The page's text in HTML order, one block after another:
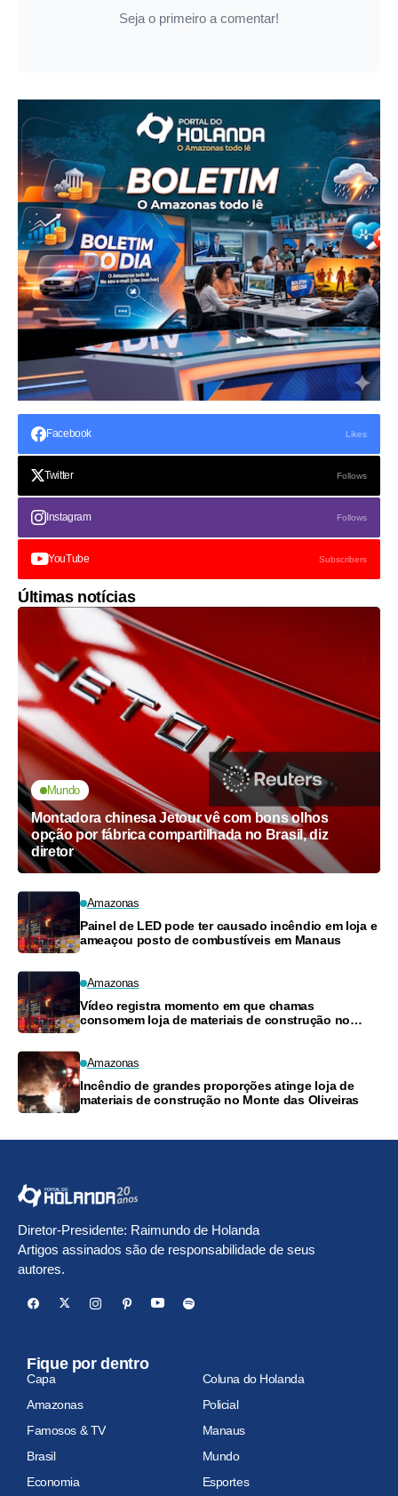
Seja o primeiro a comentar!
Facebook Likes
Twitter Follows
Instagram Follows
YouTube Subscribers
Últimas notícias
Mundo
Montadora chinesa Jetour vê com bons olhos
opção por fábrica compartilhada no Brasil, diz
diretor
Amazonas
Painel de LED pode ter causado incêndio em loja e
ameaçou posto de combustíveis em Manaus
Amazonas
Vídeo registra momento em que chamas
consomem loja de materiais de construção no
Amazonas
Incêndio de grandes proporções atinge loja de
materiais de construção no Monte das Oliveiras
Diretor-Presidente: Raimundo de Holanda
Artigos assinados são de responsabilidade de seus
autores.
Fique por dentro
Capa
Coluna do Holanda
Amazonas
Policial
Famosos & TV
Manaus
Brasil
Mundo
Economia
Esportes